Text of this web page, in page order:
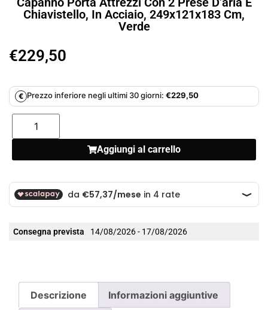
Chiavistello, In Acciaio, 249x121x183 Cm,
Verde
€229,50
€ Prezzo inferiore negli ultimi 30 giorni: €229,50
Aggiungi al carrello
Consegna prevista 14/08/2026 - 17/08/2026
Descrizione Informazioni aggiuntive